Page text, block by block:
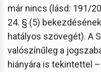
már nincs (lásd: 191/
24. § (5)
hatályos szövegét). A
valószínűleg a
hiányára is tekintettel